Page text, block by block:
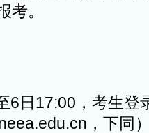
考。
6日17:00，考生登
，下同